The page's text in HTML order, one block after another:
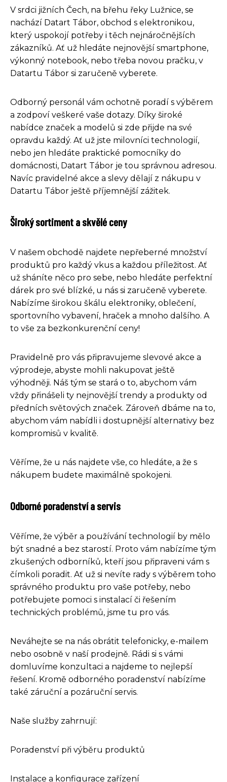
V srdci jižních Čech, na břehu řeky Lužnice, se
nachází Datart Tábor, obchod s elektronikou,
který uspokojí potřeby i těch nejnáročnějších
zákazníků. Ať už hledáte nejnovější smartphone,
výkonný notebook, nebo třeba novou pračku, v
Datartu Tábor si zaručeně vyberete.
Odborný personál vám ochotně poradí s výběrem
a zodpoví veškeré vaše dotazy. Díky široké
nabídce značek a modelů si zde přijde na své
opravdu každý. Ať už jste milovníci technologií,
nebo jen hledáte praktické pomocníky do
domácnosti, Datart Tábor je tou správnou adresou.
Navíc pravidelné akce a slevy dělají z nákupu v
Datartu Tábor ještě příjemnější zážitek.
Široký sortiment a skvělé ceny
V našem obchodě najdete nepřeberné množství
produktů pro každý vkus a každou příležitost. Ať
už sháníte něco pro sebe, nebo hledáte perfektní
dárek pro své blízké, u nás si zaručeně vyberete.
Nabízíme širokou škálu elektroniky, oblečení,
sportovního vybavení, hraček a mnoho dalšího. A
to vše za bezkonkurenční ceny!
Pravidelně pro vás připravujeme slevové akce a
výprodeje, abyste mohli nakupovat ještě
výhodněji. Náš tým se stará o to, abychom vám
vždy přinášeli ty nejnovější trendy a produkty od
předních světových značek. Zároveň dbáme na to,
abychom vám nabídli i dostupnější alternativy bez
kompromisů v kvalitě.
Věříme, že u nás najdete vše, co hledáte, a že s
nákupem budete maximálně spokojeni.
Odborné poradenství a servis
Věříme, že výběr a používání technologií by mělo
být snadné a bez starostí. Proto vám nabízíme tým
zkušených odborníků, kteří jsou připraveni vám s
čímkoli poradit. Ať už si nevíte rady s výběrem toho
správného produktu pro vaše potřeby, nebo
potřebujete pomoci s instalací či řešením
technických problémů, jsme tu pro vás.
Neváhejte se na nás obrátit telefonicky, e-mailem
nebo osobně v naší prodejně. Rádi si s vámi
domluvíme konzultaci a najdeme to nejlepší
řešení. Kromě odborného poradenství nabízíme
také záruční a pozáruční servis.
Naše služby zahrnují:
Poradenství při výběru produktů
Instalace a konfigurace zařízení